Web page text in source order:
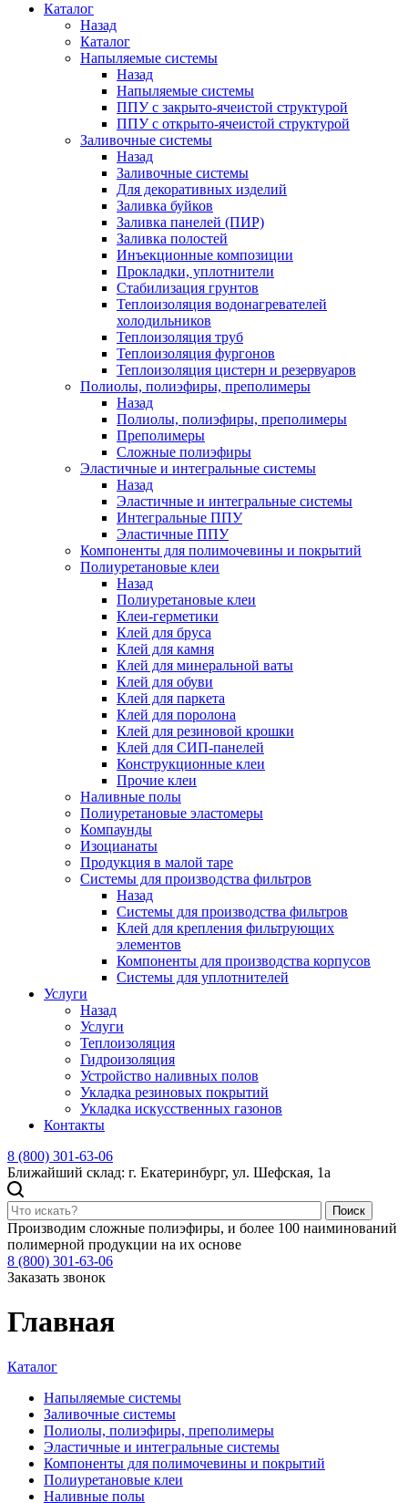
Каталог
Назад
Каталог
Напыляемые системы
Назад
Напыляемые системы
ППУ с закрыто-ячеистой структурой
ППУ с открыто-ячеистой структурой
Заливочные системы
Назад
Заливочные системы
Для декоративных изделий
Заливка буйков
Заливка панелей (ПИР)
Заливка полостей
Инъекционные композиции
Прокладки, уплотнители
Стабилизация грунтов
Теплоизоляция водонагревателей
холодильников
Теплоизоляция труб
Теплоизоляция фургонов
Теплоизоляция цистерн и резервуаров
Полиолы, полиэфиры, преполимеры
Назад
Полиолы, полиэфиры, преполимеры
Преполимеры
Сложные полиэфиры
Эластичные и интегральные системы
Назад
Эластичные и интегральные системы
Интегральные ППУ
Эластичные ППУ
Компоненты для полимочевины и покрытий
Полиуретановые клеи
Назад
Полиуретановые клеи
Клеи-герметики
Клей для бруса
Клей для камня
Клей для минеральной ваты
Клей для обуви
Клей для паркета
Клей для поролона
Клей для резиновой крошки
Клей для СИП-панелей
Конструкционные клеи
Прочие клеи
Наливные полы
Полиуретановые эластомеры
Компаунды
Изоцианаты
Продукция в малой таре
Системы для производства фильтров
Назад
Системы для производства фильтров
Клей для крепления фильтрующих
элементов
Компоненты для производства корпусов
Системы для уплотнителей
Услуги
Назад
Услуги
Теплоизоляция
Гидроизоляция
Устройство наливных полов
Укладка резиновых покрытий
Укладка искусственных газонов
Контакты
8 (800) 301-63-06
Ближайший склад: г. Екатеринбург, ул. Шефская, 1а
Поиск
Производим сложные полиэфиры, и более 100 наиминований
полимерной продукции на их основе
8 (800) 301-63-06
Заказать звонок
Главная
Каталог
Напыляемые системы
Заливочные системы
Полиолы, полиэфиры, преполимеры
Эластичные и интегральные системы
Компоненты для полимочевины и покрытий
Полиуретановые клеи
Наливные полы